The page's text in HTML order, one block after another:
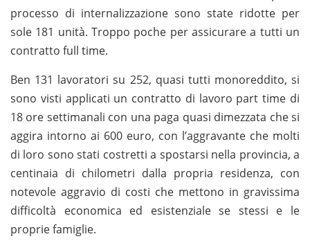
processo di internalizzazione sono state ridotte per
sole 181 unità. Troppo poche per assicurare a tutti un
contratto full time.
Ben 131 lavoratori su 252, quasi tutti monoreddito, si
sono visti applicati un contratto di lavoro part time di
18 ore settimanali con una paga quasi dimezzata che si
aggira intorno ai 600 euro, con l’aggravante che molti
di loro sono stati costretti a spostarsi nella provincia, a
centinaia di chilometri dalla propria residenza, con
notevole aggravio di costi che mettono in gravissima
difficoltà economica ed esistenziale se stessi e le
proprie famiglie.